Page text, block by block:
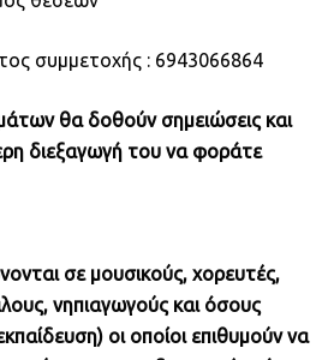
συμμετοχής : 6943066864
θα δοθούν σημειώσεις και
διεξαγωγή του να φοράτε
σε μουσικούς, χορευτές,
νηπιαγωγούς και όσους
οι οποίοι επιθυμούν να